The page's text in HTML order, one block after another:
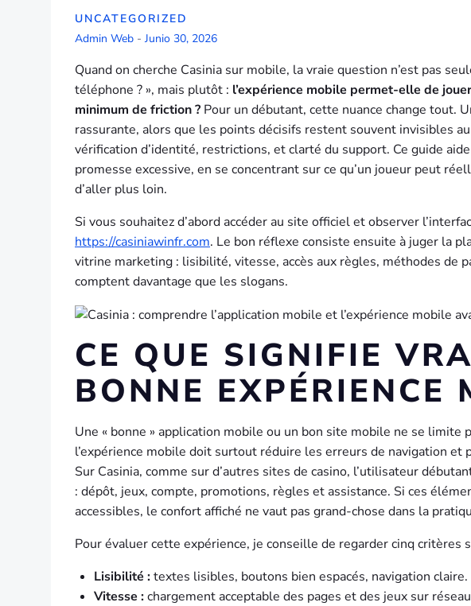
UNCATEGORIZED
Admin Web - Junio 30, 2026
Quand on cherche Casinia sur mobile, la vraie question n’est pas
téléphone ? », mais plutôt : l’expérience mobile permet-elle de
minimum de friction ? Pour un débutant, cette nuance change tout.
rassurante, alors que les points décisifs restent souvent invisibles
vérification d’identité, restrictions, et clarté du support. Ce guide
promesse excessive, en se concentrant sur ce qu’un joueur peut
d’aller plus loin.
Si vous souhaitez d’abord accéder au site officiel et observer
https://casiniawinfr.com. Le bon réflexe consiste ensuite à juger la
vitrine marketing : lisibilité, vitesse, accès aux règles, méthodes de
comptent davantage que les slogans.
CE QUE SIGNIFIE
BONNE EXPÉRIENCE
Une « bonne » application mobile ou un bon site mobile ne se limite
l’expérience mobile doit surtout réduire les erreurs de navigation et
Sur Casinia, comme sur d’autres sites de casino, l’utilisateur
: dépôt, jeux, compte, promotions, règles et assistance. Si ces
accessibles, le confort affiché ne vaut pas grand-chose dans la
Pour évaluer cette expérience, je conseille de regarder cinq critères
Lisibilité :textes lisibles, boutons bien espacés, navigation claire.
Vitesse :chargement acceptable des pages et des jeux sur